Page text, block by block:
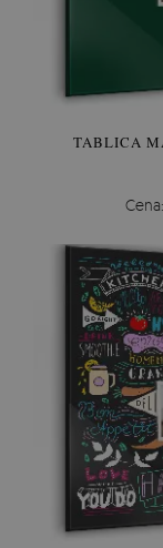
TABLICA
Cena: